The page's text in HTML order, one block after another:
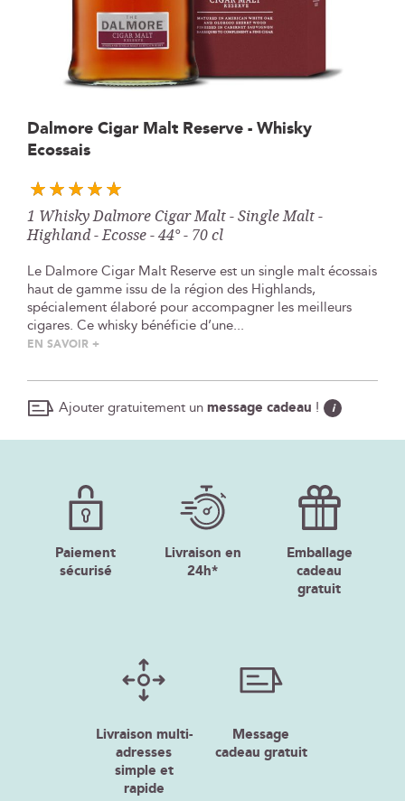
Skip
to
the
beginning
of
the
images
Dalmore Cigar Malt Reserve - Whisky
Ecossais
1 Whisky Dalmore Cigar Malt - Single Malt -
Highland - Ecosse - 44° - 70 cl
Le Dalmore Cigar Malt Reserve est un single malt écossais
haut de gamme issu de la région des Highlands,
spécialement élaboré pour accompagner les meilleurs
cigares. Ce whisky bénéficie d’une...
EN SAVOIR +
Ajouter gratuitement unmessage cadeau ! i
Paiement
sécurisé
Livraison en
24h*
Emballage
cadeau
gratuit
Livraison multi-
adresses
simple et
rapide
Message
cadeau gratuit